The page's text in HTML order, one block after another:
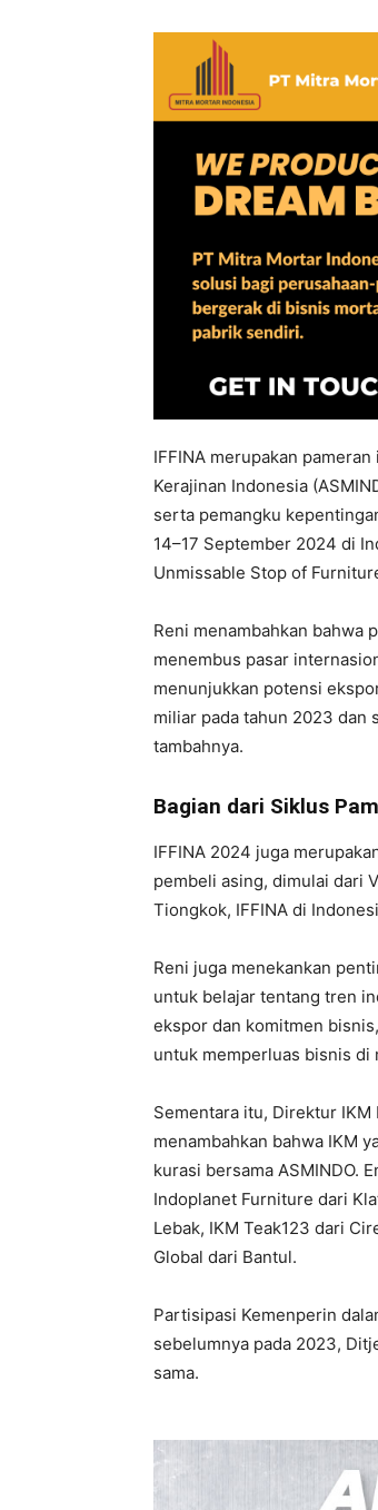
IFFINA merupakan
Kerajinan Indonesia
serta pemangku
14–17 September 2024 di
Unmissable Stop of
Reni menambahkan bahwa
menembus pasar
menunjukkan potensi
miliar pada tahun 2023 dan
tambahnya.
Bagian dari Siklus
IFFINA 2024 juga
pembeli asing, dimulai dari
Tiongkok, IFFINA di
Reni juga menekankan
untuk belajar tentang tren
ekspor dan komitmen
untuk memperluas bisnis di
Sementara itu, Direktur IKM
menambahkan bahwa IKM
kurasi bersama ASMINDO.
Indoplanet Furniture dari
Lebak, IKM Teak123 dari
Global dari Bantul.
Partisipasi Kemenperin
sebelumnya pada 2023,
sama.